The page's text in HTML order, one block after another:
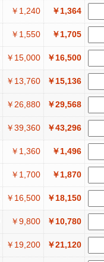
￥1,240 ￥1,364
￥1,550 ￥1,705
￥15,000 ￥16,500
￥13,760 ￥15,136
￥26,880 ￥29,568
￥39,360 ￥43,296
￥1,360 ￥1,496
￥1,700 ￥1,870
￥16,500 ￥18,150
￥9,800 ￥10,780
￥19,200 ￥21,120